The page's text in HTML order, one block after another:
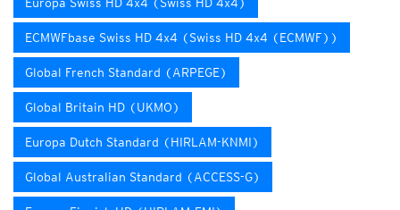
ECMWFbase Swiss HD 4x4 (Swiss HD 4x4 (ECMWF))
Global French Standard (ARPEGE)
Global Britain HD (UKMO)
Europa Dutch Standard (HIRLAM-KNMI)
Global Australian Standard (ACCESS-G)